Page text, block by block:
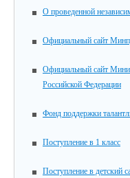
О проведенной
Официальный сайт
Официальный сайт
Российской Федерации
Фонд поддержки
Поступление в 1 класс
Поступление в детский